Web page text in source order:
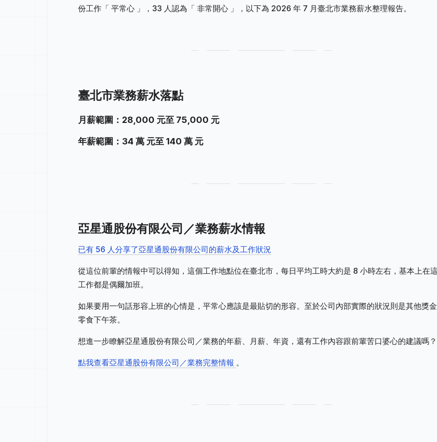
份工作「 平常心 」，33 人認為「 非常開心 」，以下為 2026 年 7 月臺北市業務薪水整理報告。
臺北市業務薪水落點
月薪範圍：28,000 元至 75,000 元
年薪範圍：34 萬 元至 140 萬 元
亞星通股份有限公司／業務薪水情報
已有 56 人分享了亞星通股份有限公司的薪水及工作狀況
從這位前輩的情報中可以得知，這個工作地點位在臺北市，每日平均工時大約是 8 小時左右，基本上在
工作都是偶爾加班。
如果要用一句話形容上班的心情是，平常心應該是最貼切的形容。至於公司內部實際的狀況則是其他獎
零食下午茶。
想進一步瞭解亞星通股份有限公司／業務的年薪、月薪、年資，還有工作內容跟前輩苦口婆心的建議嗎？
點我查看亞星通股份有限公司／業務完整情報 。